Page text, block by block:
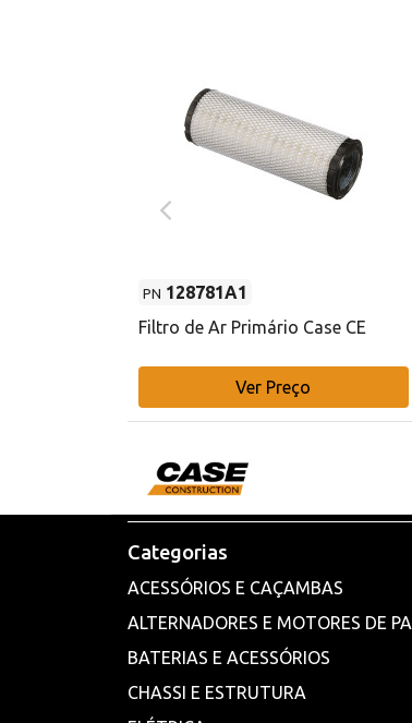
PN 128781A1
Filtro de Ar Primário Case CE
Ver Preço
Categorias
ACESSÓRIOS E CAÇAMBAS
ALTERNADORES E MOTORES DE
BATERIAS E ACESSÓRIOS
CHASSI E ESTRUTURA